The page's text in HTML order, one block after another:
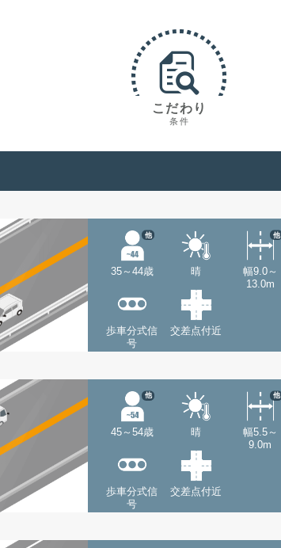
こだわり
条件
35～44歳
他
晴
幅9.0～
13.0m
他
歩車分式信
号
交差点付近
45～54歳
他
晴
幅5.5～
9.0m
他
歩車分式信
号
交差点付近